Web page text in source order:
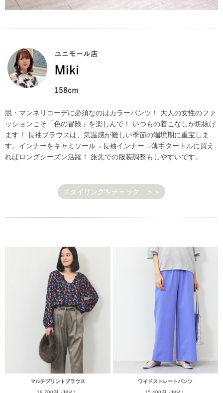
脱・マンネリコーデに必須なのはカラーパンツ！ 大人の女性のファ
ッションこそ「色の冒険」を楽しんで！ いつもの着こなしが垢抜け
ます！ 長袖ブラウスは、気温感が難しい季節の端境期に重宝しま
す。インナーをキャミソール→長袖インナー→薄手タートルに買え
ればロングシーズン活躍！ 旅先での服装調整もしやすいです。
スタイリングをチェック ＞＞
マルチプリントブラウス
ワイドストレートパンツ